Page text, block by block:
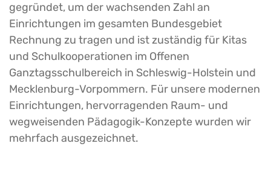
gegründet, um der wachsenden Zahl an
Einrichtungen im gesamten Bundesgebiet
Rechnung zu tragen und ist zuständig für Kitas
und Schulkooperationen im Offenen
Ganztagsschulbereich in Schleswig-Holstein und
Mecklenburg-Vorpommern. Für unsere modernen
Einrichtungen, hervorragenden Raum- und
wegweisenden Pädagogik-Konzepte wurden wir
mehrfach ausgezeichnet.